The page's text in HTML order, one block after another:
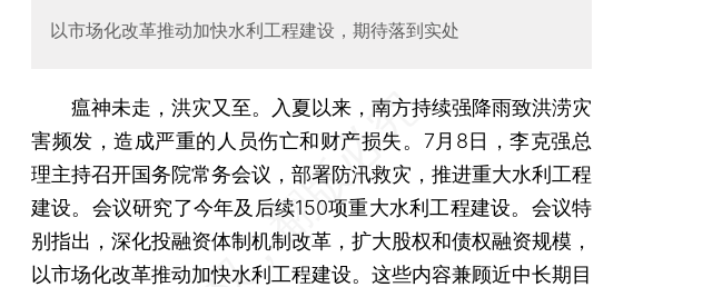
以市场化改革推动加快水利工程建设，期待落到实处
瘟神未走，洪灾又至。入夏以来，南方持续强降雨致洪涝灾
害频发，造成严重的人员伤亡和财产损失。7月8日，李克强总
理主持召开国务院常务会议，部署防汛救灾，推进重大水利工程
建设。会议研究了今年及后续150项重大水利工程建设。会议特
别指出，深化投融资体制机制改革，扩大股权和债权融资规模，
以市场化改革推动加快水利工程建设。这些内容兼顾近中长期目